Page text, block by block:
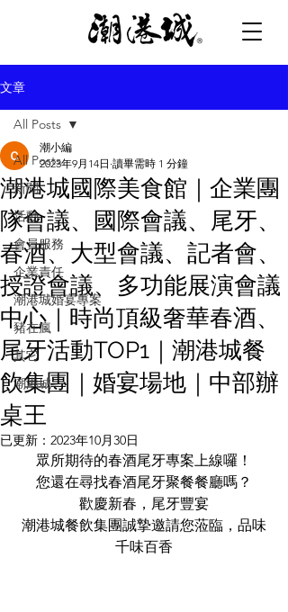
文章
All Posts
新聞
活動
會員服務
企業責任
潮港城婚宴專案
豬在瘋
其它
潮港城
All Posts
潮港城國際美食館｜企業團
隊會議、國際會議、尾牙、
春酒、大型會議、記者會、
授證會議、多功能展演會議
中心｜時尚頂級奢華春酒、
尾牙活動TOP1｜潮港城餐
飲集團｜婚宴場地｜中部辦
桌王
潮小編
2023年9月14日 讀畢需時 1 分鐘
已更新： 2023年10月30日
眾所期待的春酒尾牙專案上線囉！
您還在尋找春酒尾牙聚餐餐廳嗎？
歡慶新春，尾牙豐宴
潮港城餐飲集團誠摯邀請您蒞臨，品味
千味百香